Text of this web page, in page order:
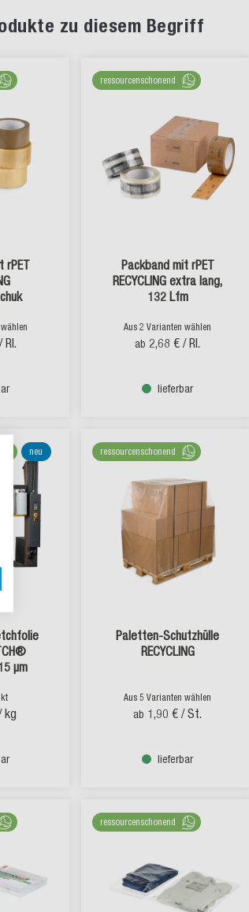
zu diesem Begriff
rPET
/ Rl.
ressourcenschonend
Packband mit rPET
RECYCLING extra lang,
132 Lfm
Aus 2 Varianten wählen
ab 2,68 € / Rl.
lieferbar
neu
µm
kg
ressourcenschonend
Paletten-Schutzhülle
RECYCLING
Aus 5 Varianten wählen
ab 1,90 € / St.
lieferbar
ressourcenschonend